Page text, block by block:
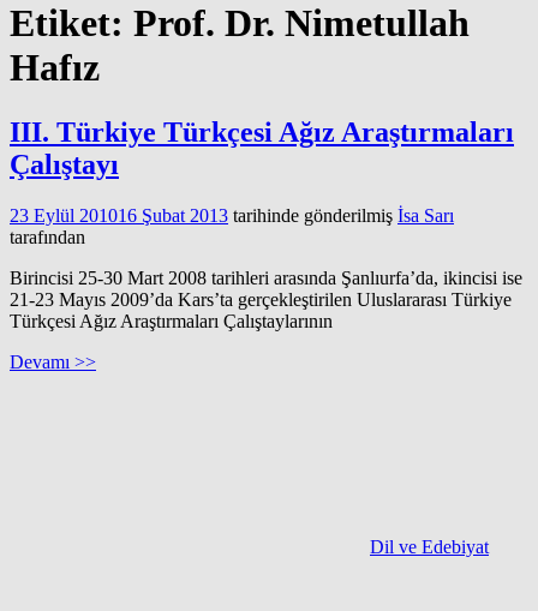
Etiket: Prof. Dr. Nimetullah
Hafız
III. Türkiye Türkçesi Ağız Araştırmaları
Çalıştayı
23 Eylül 201016 Şubat 2013 tarihinde gönderilmiş İsa Sarı
tarafından
Birincisi 25-30 Mart 2008 tarihleri arasında Şanlıurfa’da, ikincisi ise
21-23 Mayıs 2009’da Kars’ta gerçekleştirilen Uluslararası Türkiye
Türkçesi Ağız Araştırmaları Çalıştaylarının
Devamı >>
Dil ve Edebiyat